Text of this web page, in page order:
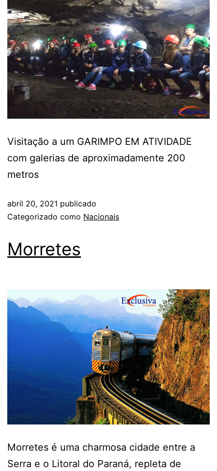
Visitação a um GARIMPO EM ATIVIDADE
com galerias de aproximadamente 200
metros
abril 20, 2021 publicado
Categorizado como Nacionais
Morretes
Morretes é uma charmosa cidade entre a
Serra e o Litoral do Paraná, repleta de